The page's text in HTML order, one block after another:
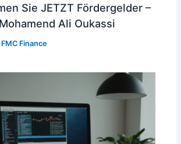
Sie JETZT Fördergelder –
Ali Oukassi
FMC Finance